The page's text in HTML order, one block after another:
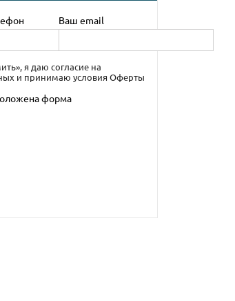
Ваш email
я даю согласие на
и принимаю условия Оферты
форма